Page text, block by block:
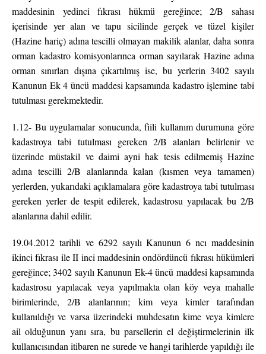
maddesinin yedinci fıkrası hükmü gereğince; 2/B sahası
içerisinde yer alan ve tapu sicilinde gerçek ve tüzel kişiler
(Hazine hariç) adına tescilli olmayan makilik alanlar, daha sonra
orman kadastro komisyonlarınca orman sayılarak Hazine adına
orman sınırları dışına çıkartılmış ise, bu yerlerin 3402 sayılı
Kanunun Ek 4 üncü maddesi kapsamında kadastro işlemine tabi
tutulması gerekmektedir.
1.12- Bu uygulamalar sonucunda, fiili kullanım durumuna göre
kadastroya tabi tutulması gereken 2/B alanları belirlenir ve
üzerinde müstakil ve daimi ayni hak tesis edilmemiş Hazine
adına tescilli 2/B alanlarında kalan (kısmen veya tamamen)
yerlerden, yukarıdaki açıklamalara göre kadastroya tabi tutulması
gereken yerler de tespit edilerek, kadastrosu yapılacak bu 2/B
alanlarına dahil edilir.
19.04.2012 tarihli ve 6292 sayılı Kanunun 6 ncı maddesinin
ikinci fıkrası ile II inci maddesinin ondördüncü fıkrası hükümleri
gereğince; 3402 sayılı Kanunun Ek-4 üncü maddesi kapsamında
kadastrosu yapılacak veya yapılmakta olan köy veya mahalle
birimlerinde, 2/B alanlarının; kim veya kimler tarafından
kullanıldığı ve varsa üzerindeki muhdesatın kime veya kimlere
ail olduğunun yanı sıra, bu parsellerin el değiştirmelerinin ilk
kullanıcısından itibaren ne surede ve hangi tarihlerde yapıldığı ile